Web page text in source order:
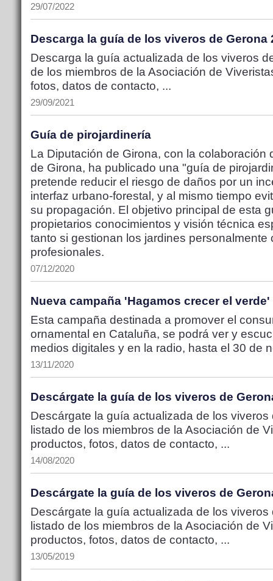
29/07/2022
Descarga la guía de los viveros de Gerona
Descarga la guía actualizada de los viveros
de los miembros de la Asociación de
fotos, datos de contacto, ...
29/09/2021
Guía de pirojardinería
La Diputación de Girona, con la colaboración
de Girona, ha publicado una "guía de
pretende reducir el riesgo de daños por un
interfaz urbano-forestal, y al mismo tiempo
su propagación. El objetivo principal de esta
propietarios conocimientos y visión técnica
tanto si gestionan los jardines
profesionales.
07/12/2020
Nueva campaña 'Hagamos crecer el verde'
Esta campaña destinada a promover el
ornamental en Cataluña, se podrá ver y
medios digitales y en la radio, hasta el 30 de
13/11/2020
Descárgate la guía de los viveros de
Descárgate la guía actualizada de los viveros
listado de los miembros de la Asociación de
productos, fotos, datos de contacto, ...
14/08/2020
Descárgate la guía de los viveros de
Descárgate la guía actualizada de los viveros
listado de los miembros de la Asociación de
productos, fotos, datos de contacto, ...
13/05/2019